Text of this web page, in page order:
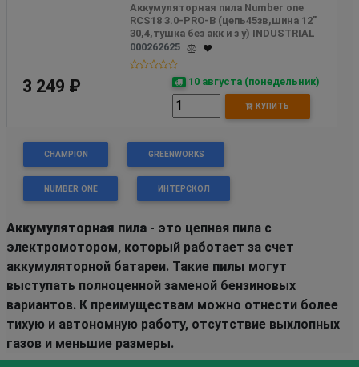
Аккумуляторная пила Number one
RCS18 3.0-PRO-B (цепь45зв,шина 12"
30,4,тушка без акк и з у) INDUSTRIAL
000262625
3 249 ₽ 10 августа (понедельник)
КУПИТЬ
CHAMPION GREENWORKS
NUMBER ONE ИНТЕРСКОЛ
Аккумуляторная пила - это цепная пила с
электромотором, который работает за счет
аккумуляторной батареи. Такие пилы могут
выступать полноценной заменой бензиновых
вариантов. К преимуществам можно отнести более
тихую и автономную работу, отсутствие выхлопных
газов и меньшие размеры.